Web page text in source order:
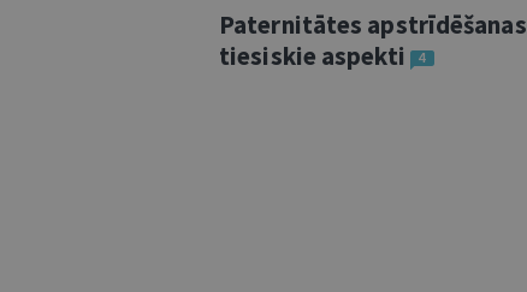
Paternitātes apstrīdēšanas
tiesiskie aspekti
4